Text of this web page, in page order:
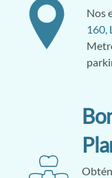
Nos
160,